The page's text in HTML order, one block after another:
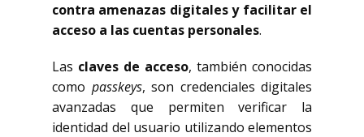
contra amenazas digitales y facilitar el
acceso a las cuentas personales.
Las claves de acceso, también conocidas
como passkeys, son credenciales digitales
avanzadas que permiten verificar la
identidad del usuario utilizando elementos